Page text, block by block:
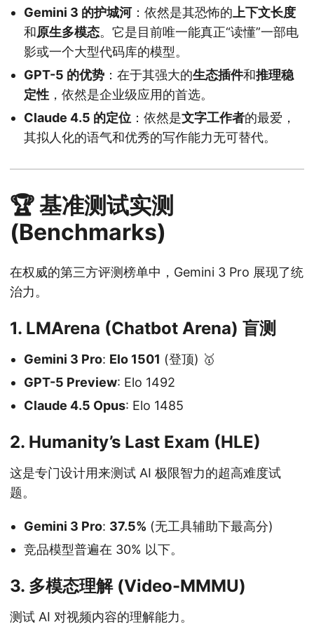
Gemini 3 的护城河：依然是其恐怖的 上下文长度
和原生多模态。它是目前唯一能真正“读懂”一部电
影或一个大型代码库的模型。
GPT-5 的优势 ：在于其强大的生态插件和推理稳
定性 ，依然是企业级应用的首选。
Claude 4.5 的定位 ：依然是文字工作者的最爱，
其拟人化的语气和优秀的写作能力无可替代。
🏆 基准测试实测
(Benchmarks)
在权威的第三方评测榜单中，Gemini 3 Pro 展现了统
治力。
1. LMArena (Chatbot Arena) 盲测
Gemini 3 Pro: Elo 1501 (登顶) 🥇
GPT-5 Preview: Elo 1492
Claude 4.5 Opus: Elo 1485
2. Humanity’s Last Exam (HLE)
这是专门设计用来测试 AI 极限智力的超高难度试
题。
Gemini 3 Pro: 37.5% (无工具辅助下最高分)
竞品模型普遍在 30% 以下。
3. 多模态理解 (Video-MMMU)
测试 AI 对视频内容的理解能力。